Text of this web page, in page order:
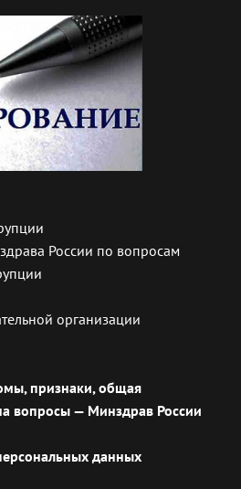
России по вопросам
организации
признаки, общая
вопросы — Минздрав России
данных